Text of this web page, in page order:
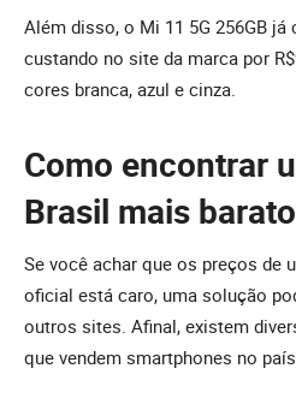
Além disso, o Mi 11 5G 256GB
custando no site da marca por
cores branca, azul e cinza.
Como encontrar
Brasil mais
Se você achar que os preços de
oficial está caro, uma solução
outros sites. Afinal, existem
que vendem smartphones no